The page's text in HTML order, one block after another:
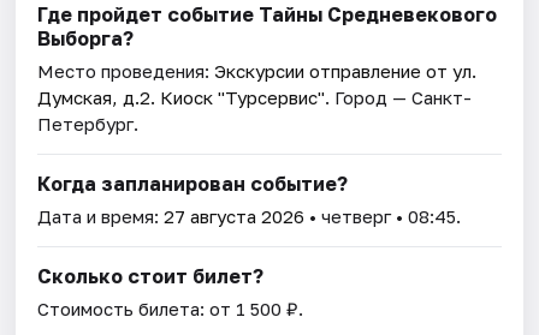
Где пройдет событие Тайны Средневекового
Выборга?
Место проведения:Экскурсии отправление от ул.
Думская, д.2. Киоск "Турсервис". Город — Санкт-
Петербург.
Когда запланирован событие?
Дата и время:27 августа 2026 • четверг • 08:45.
Сколько стоит билет?
Стоимость билета: от 1 500 ₽.